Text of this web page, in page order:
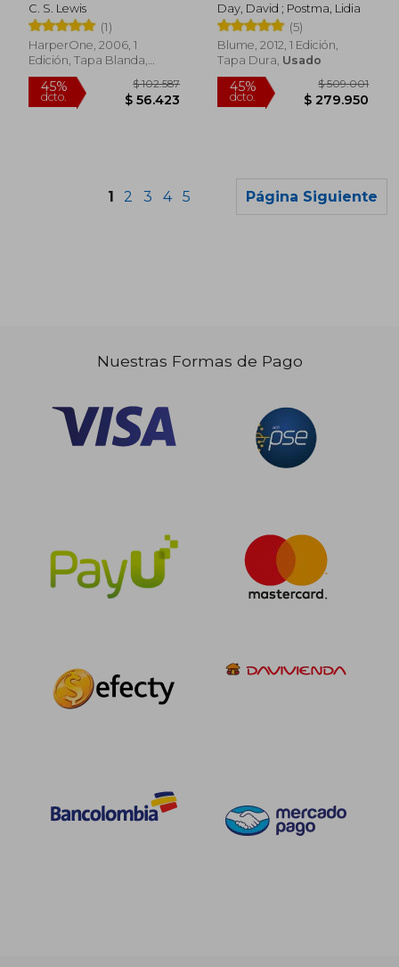
45%
dcto.
$ 118.712 45%
dcto.
C. S. Lewis
(1)
HarperOne, 2006, 1
Edición, Tapa Blanda,
Nuevo
Day, David ; Postma, Lidia
(5)
Blume, 2012, 1 Edición,
Tapa Dura, Usado
1 2 3 4 5 Página Siguiente
Nuestras Formas de Pago